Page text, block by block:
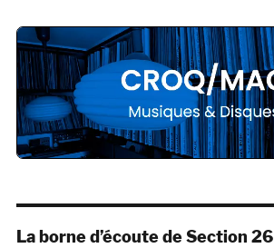
La borne d’écoute de Section 26